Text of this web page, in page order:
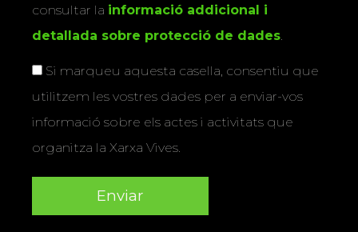
consultar la informació addicional i
detallada sobre protecció de dades
Si marqueu aquesta casella, consentiu que
utilitzem les vostres dades per a enviar-vos
informació sobre els actes i activitats que
organitza la Xarxa Vives.